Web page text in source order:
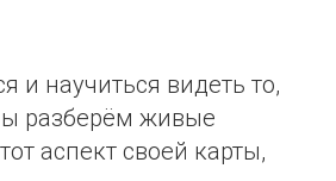
и научиться видеть то,
разберём живые
аспект своей карты,